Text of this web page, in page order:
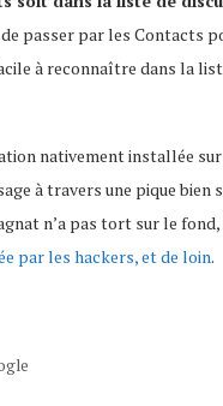
passer par les Contacts
à reconnaître dans la
nativement installée sur
à travers une pique bien
n’a pas tort sur le
par les hackers, et de loin.